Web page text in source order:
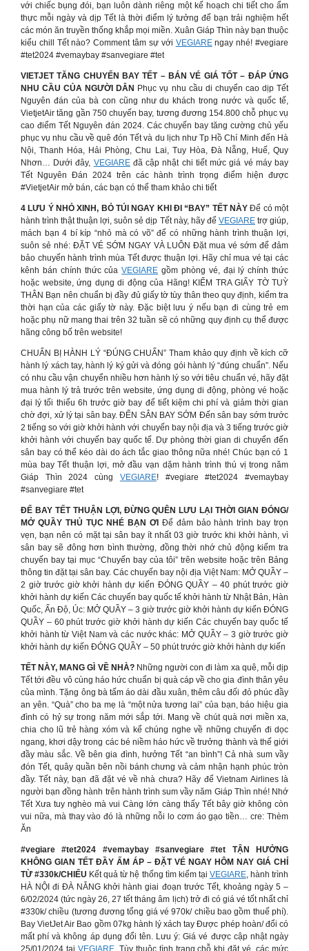
với chiếc bụng đói, bạn luôn dành riêng một kế hoạch chi tiết cho ẩm
thực mỗi ngày và dịp Tết là thời điểm lý tưởng để bạn trải nghiệm hết
các món ăn truyền thống khắp mọi miền. Xuân Giáp Thìn này bạn thuộc
kiểu chill Tết nào? Comment tâm sự với VEGIAREngay nhé! #vegiare
#tet2024 #vemaybay #sanvegiare #tet
VIETJET TĂNG CHUYẾN BAY TẾT – BÁN VÉ GIÁ TỐT – ĐÁP ỨNG
NHU CẦU CỦA NGƯỜI DÂN Phục vụ nhu cầu di chuyển cao dịp Tết
Nguyên đán của bà con cũng như du khách trong nước và quốc tế,
VietjetAir tăng gần 750 chuyến bay, tương đương 154.800 chỗ phục vụ
cao điểm Tết Nguyên đán 2024. Các chuyến bay tăng cường chủ yếu
phục vụ nhu cầu về quê đón Tết và du lịch như Tp Hồ Chí Minh đến Hà
Nội, Thanh Hóa, Hải Phòng, Chu Lai, Tuy Hòa, Đà Nẵng, Huế, Quy
Nhơn… Dưới đây, VEGIAREđã cập nhật chi tiết mức giá vé máy bay
Tết Nguyên Đán 2024 trên các hành trình trọng điểm hiện được
#VietjetAir mở bán, các bạn có thể tham khảo chi tiết
4 LƯU Ý NHỎ XINH, BỎ TÚI NGAY KHI ĐI “BAY” TẾT NÀY Để có một
hành trình thật thuận lợi, suôn sẻ dịp Tết này, hãy để VEGIAREtrợ giúp,
mách bạn 4 bí kíp “nhỏ mà có võ” để có những hành trình thuận lợi,
suôn sẻ nhé: ĐẶT VÉ SỚM NGAY VÀ LUÔN Đặt mua vé sớm để đảm
bảo chuyến hành trình mùa Tết được thuận lợi. Hãy chỉ mua vé tại các
kênh bán chính thức củaVEGIARE gồm phòng vé, đại lý chính thức
hoặc website, ứng dụng di động của Hãng! KIỂM TRA GIẤY TỜ TUỲ
THÂN Bạn nên chuẩn bị đầy đủ giấy tờ tùy thân theo quy định, kiểm tra
thời hạn của các giấy tờ này. Đặc biệt lưu ý nếu bạn đi cùng trẻ em
hoặc phụ nữ mang thai trên 32 tuần sẽ có những quy định cụ thể được
hãng công bố trên website!
CHUẨN BỊ HÀNH LÝ “ĐÚNG CHUẨN” Tham khảo quy định về kích cỡ
hành lý xách tay, hành lý ký gửi và đóng gói hành lý “đúng chuẩn”. Nếu
có nhu cầu vận chuyển nhiều hơn hành lý so với tiêu chuẩn vé, hãy đặt
mua hành lý trả trước trên website, ứng dụng di động, phòng vé hoặc
đại lý tối thiểu 6h trước giờ bay để tiết kiệm chi phí và giảm thời gian
chờ đợi, xử lý tại sân bay. ĐẾN SÂN BAY SỚM Đến sân bay sớm trước
2 tiếng so với giờ khởi hành với chuyến bay nội địa và 3 tiếng trước giờ
khởi hành với chuyến bay quốc tế. Dự phòng thời gian di chuyển đến
sân bay có thể kéo dài do ách tắc giao thông nữa nhé! Chúc bạn có 1
mùa bay Tết thuận lợi, mở đầu vạn dặm hành trình thú vị trong năm
Giáp Thìn 2024 cùng VEGIARE! #vegiare #tet2024 #vemaybay
#sanvegiare #tet
ĐỂ BAY TẾT THUẬN LỢI, ĐỪNG QUÊN LƯU LẠI THỜI GIAN ĐÓNG/
MỞ QUẦY THỦ TỤC NHÉ BẠN ƠI Để đảm bảo hành trình bay trọn
vẹn, bạn nên có mặt tại sân bay ít nhất 03 giờ trước khi khởi hành, vì
sân bay sẽ đông hơn bình thường, đồng thời nhớ chủ động kiểm tra
chuyến bay tại mục “Chuyến bay của tôi” trên website hoặc trên Bảng
thông tin đặt tại sân bay. Các chuyến bay nội địa Việt Nam: MỞ QUẦY –
2 giờ trước giờ khởi hành dự kiến ĐÓNG QUẦY – 40 phút trước giờ
khởi hành dự kiến Các chuyến bay quốc tế khởi hành từ Nhật Bản, Hàn
Quốc, Ấn Độ, Úc: MỞ QUẦY – 3 giờ trước giờ khởi hành dự kiến ĐÓNG
QUẦY – 60 phút trước giờ khởi hành dự kiến Các chuyến bay quốc tế
khởi hành từ Việt Nam và các nước khác: MỞ QUẦY – 3 giờ trước giờ
khởi hành dự kiến ĐÓNG QUẦY – 50 phút trước giờ khởi hành dự kiến
TẾT NÀY, MANG GÌ VỀ NHÀ?Những người con đi làm xa quê, mỗi dịp
Tết tới đều vô cùng háo hức chuẩn bị quà cáp về cho gia đình thân yêu
của mình. Tặng ông bà tấm áo dài đầu xuân, thêm câu đối đỏ phúc đầy
an yên. “Quà” cho ba mẹ là “một nửa tương lai” của bạn, báo hiệu gia
đình có hỷ sự trong năm mới sắp tới. Mang về chút quà nơi miền xa,
chia cho lũ trẻ hàng xóm và kể chúng nghe về những chuyến đi dọc
ngang, khơi dậy trong các bé niềm háo hức về trưởng thành và thế giới
đầy màu sắc. Về bên gia đình, hưởng Tết “an bình”! Cả nhà sum vầy
đón Tết, quây quần bên nồi bánh chưng và cảm nhận hạnh phúc tròn
đầy. Tết này, bạn đã đặt vé về nhà chưa? Hãy để Vietnam Airlines là
người bạn đồng hành trên hành trình sum vầy năm Giáp Thìn nhé! Nhớ
Tết Xưa tuy nghèo mà vui Càng lớn càng thấy Tết bây giờ không còn
vui nữa, mà thay vào đó là những nỗi lo cơm áo gạo tiền… cre: Thèm
Ăn
#vegiare #tet2024 #vemaybay #sanvegiare #tet
TẬN HƯỞNG
KHÔNG GIAN TẾT ĐẦY ẤM ÁP – ĐẶT VÉ NGAY HÔM NAY GIÁ CHỈ
TỪ #330k/CHIẾU Kết quả từ hệ thống tìm kiếm tại VEGIARE, hành trình
HÀ NỘI đi ĐÀ NẴNG khởi hành giai đoạn trước Tết, khoảng ngày 5 –
6/02/2024 (tức ngày 26, 27 tết tháng âm lịch) trở đi có giá vé tốt nhất chỉ
#330k/ chiều (tương đương tổng giá vé 970k/ chiều bao gồm thuế phí).
Bay VietJet Air Bao gồm 07kg hành lý xách tay Được phép hoàn/ đổi có
mất phí và không áp dụng đổi tên. Lưu ý: Giá vé được cập nhật ngày
25/01/2024 tại VEGIARE. Tùy thuộc tình trạng chỗ khi đặt vé, các mức